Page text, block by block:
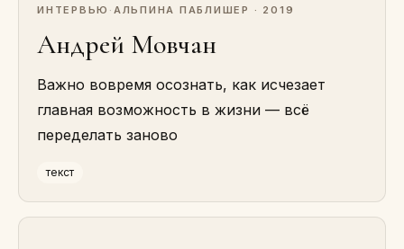
ИНТЕРВЬЮ · АЛЬПИНА ПАБЛИШЕР · 2019
Андрей Мовчан
Важно вовремя осознать, как исчезает
главная возможность в жизни — всё
переделать заново
текст